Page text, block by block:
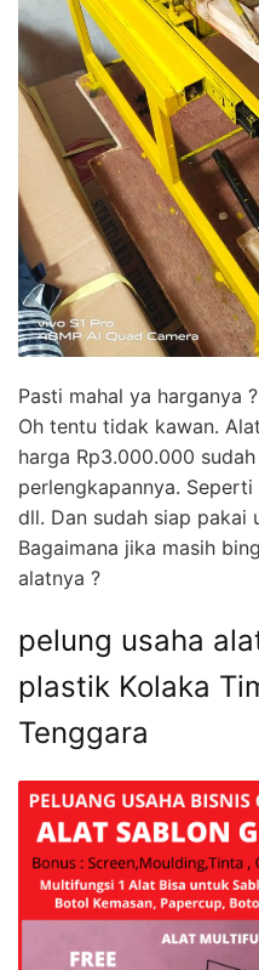
Pasti mahal ya harganya ?
Oh tentu tidak kawan.
harga Rp3.000.000
perlengkapannya.
dll. Dan sudah siap pakai
Bagaimana jika masih
alatnya ?
pelung usaha
plastik Kolaka
Tenggara